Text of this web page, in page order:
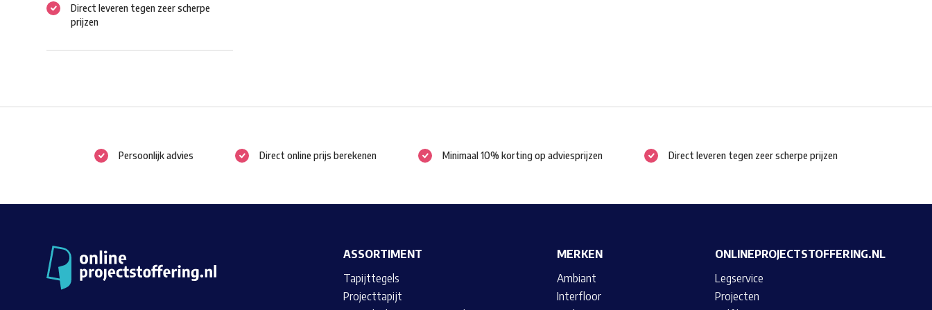
Direct leveren tegen zeer scherpe
prijzen
Persoonlijk advies Direct online prijs berekenen Minimaal 10% korting op adviesprijzen Direct leveren tegen zeer scherpe prijzen
ASSORTIMENT
Tapijttegels
Projecttapijt
MERKEN
Ambiant
Interfloor
ONLINEPROJECTSTOFFERING.NL
Legservice
Projecten